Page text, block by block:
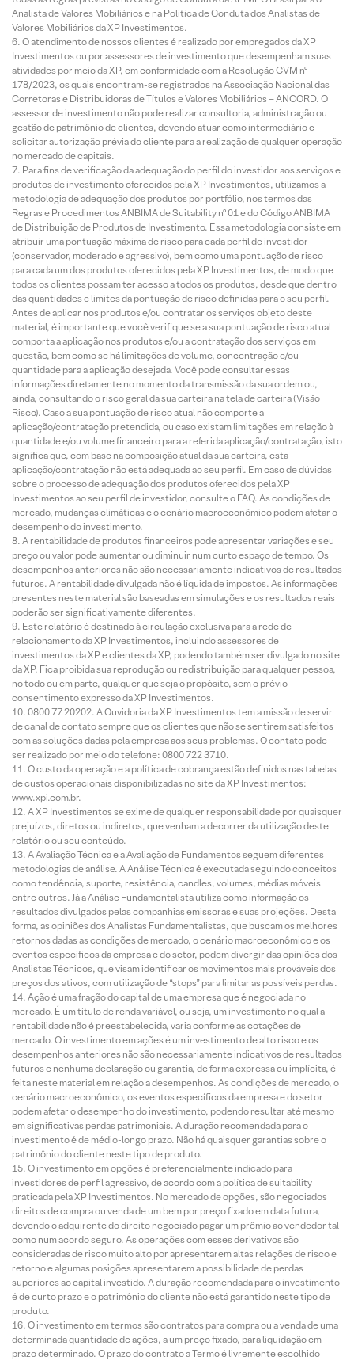
Analista de Valores Mobiliários e na Política de Conduta dos Analistas de
Valores Mobiliários da XP Investimentos.
O atendimento de nossos clientes é realizado por empregados da XP
Investimentos ou por assessores de investimento que desempenham suas
atividades por meio da XP, em conformidade com a Resolução CVM nº
178/2023, os quais encontram-se registrados na Associação Nacional das
Corretoras e Distribuidoras de Títulos e Valores Mobiliários – ANCORD. O
assessor de investimento não pode realizar consultoria, administração ou
gestão de patrimônio de clientes, devendo atuar como intermediário e
solicitar autorização prévia do cliente para a realização de qualquer operação
no mercado de capitais.
Para fins de verificação da adequação do perfil do investidor aos serviços e
produtos de investimento oferecidos pela XP Investimentos, utilizamos a
metodologia de adequação dos produtos por portfólio, nos termos das
Regras e Procedimentos ANBIMA de Suitability nº 01 e do Código ANBIMA
de Distribuição de Produtos de Investimento. Essa metodologia consiste em
atribuir uma pontuação máxima de risco para cada perfil de investidor
(conservador, moderado e agressivo), bem como uma pontuação de risco
para cada um dos produtos oferecidos pela XP Investimentos, de modo que
todos os clientes possam ter acesso a todos os produtos, desde que dentro
das quantidades e limites da pontuação de risco definidas para o seu perfil.
Antes de aplicar nos produtos e/ou contratar os serviços objeto deste
material, é importante que você verifique se a sua pontuação de risco atual
comporta a aplicação nos produtos e/ou a contratação dos serviços em
questão, bem como se há limitações de volume, concentração e/ou
quantidade para a aplicação desejada. Você pode consultar essas
informações diretamente no momento da transmissão da sua ordem ou,
ainda, consultando o risco geral da sua carteira na tela de carteira (Visão
Risco). Caso a sua pontuação de risco atual não comporte a
aplicação/contratação pretendida, ou caso existam limitações em relação à
quantidade e/ou volume financeiro para a referida aplicação/contratação, isto
significa que, com base na composição atual da sua carteira, esta
aplicação/contratação não está adequada ao seu perfil. Em caso de dúvidas
sobre o processo de adequação dos produtos oferecidos pela XP
Investimentos ao seu perfil de investidor, consulte o FAQ. As condições de
mercado, mudanças climáticas e o cenário macroeconômico podem afetar o
desempenho do investimento.
A rentabilidade de produtos financeiros pode apresentar variações e seu
preço ou valor pode aumentar ou diminuir num curto espaço de tempo. Os
desempenhos anteriores não são necessariamente indicativos de resultados
futuros. A rentabilidade divulgada não é líquida de impostos. As informações
presentes neste material são baseadas em simulações e os resultados reais
poderão ser significativamente diferentes.
Este relatório é destinado à circulação exclusiva para a rede de
relacionamento da XP Investimentos, incluindo assessores de
investimentos da XP e clientes da XP, podendo também ser divulgado no site
da XP. Fica proibida sua reprodução ou redistribuição para qualquer pessoa,
no todo ou em parte, qualquer que seja o propósito, sem o prévio
consentimento expresso da XP Investimentos.
0800 77 20202. A Ouvidoria da XP Investimentos tem a missão de servir
de canal de contato sempre que os clientes que não se sentirem satisfeitos
com as soluções dadas pela empresa aos seus problemas. O contato pode
ser realizado por meio do telefone: 0800 722 3710.
O custo da operação e a política de cobrança estão definidos nas tabelas
de custos operacionais disponibilizadas no site da XP Investimentos:
www.xpi.com.br.
A XP Investimentos se exime de qualquer responsabilidade por quaisquer
prejuízos, diretos ou indiretos, que venham a decorrer da utilização deste
relatório ou seu conteúdo.
A Avaliação Técnica e a Avaliação de Fundamentos seguem diferentes
metodologias de análise. A Análise Técnica é executada seguindo conceitos
como tendência, suporte, resistência, candles, volumes, médias móveis
entre outros. Já a Análise Fundamentalista utiliza como informação os
resultados divulgados pelas companhias emissoras e suas projeções. Desta
forma, as opiniões dos Analistas Fundamentalistas, que buscam os melhores
retornos dadas as condições de mercado, o cenário macroeconômico e os
eventos específicos da empresa e do setor, podem divergir das opiniões dos
Analistas Técnicos, que visam identificar os movimentos mais prováveis dos
preços dos ativos, com utilização de “stops” para limitar as possíveis perdas.
Ação é uma fração do capital de uma empresa que é negociada no
mercado. É um título de renda variável, ou seja, um investimento no qual a
rentabilidade não é preestabelecida, varia conforme as cotações de
mercado. O investimento em ações é um investimento de alto risco e os
desempenhos anteriores não são necessariamente indicativos de resultados
futuros e nenhuma declaração ou garantia, de forma expressa ou implícita, é
feita neste material em relação a desempenhos. As condições de mercado, o
cenário macroeconômico, os eventos específicos da empresa e do setor
podem afetar o desempenho do investimento, podendo resultar até mesmo
em significativas perdas patrimoniais. A duração recomendada para o
investimento é de médio-longo prazo. Não há quaisquer garantias sobre o
patrimônio do cliente neste tipo de produto.
O investimento em opções é preferencialmente indicado para
investidores de perfil agressivo, de acordo com a política de suitability
praticada pela XP Investimentos. No mercado de opções, são negociados
direitos de compra ou venda de um bem por preço fixado em data futura,
devendo o adquirente do direito negociado pagar um prêmio ao vendedor tal
como num acordo seguro. As operações com esses derivativos são
consideradas de risco muito alto por apresentarem altas relações de risco e
retorno e algumas posições apresentarem a possibilidade de perdas
superiores ao capital investido. A duração recomendada para o investimento
é de curto prazo e o patrimônio do cliente não está garantido neste tipo de
produto.
O investimento em termos são contratos para compra ou a venda de uma
determinada quantidade de ações, a um preço fixado, para liquidação em
prazo determinado. O prazo do contrato a Termo é livremente escolhido